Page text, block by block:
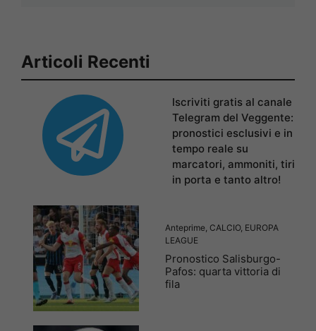
Articoli Recenti
Iscriviti gratis al canale
Telegram del Veggente:
pronostici esclusivi e in
tempo reale su
marcatori, ammoniti, tiri
in porta e tanto altro!
Anteprime, CALCIO, EUROPA
LEAGUE
Pronostico Salisburgo-
Pafos: quarta vittoria di
fila